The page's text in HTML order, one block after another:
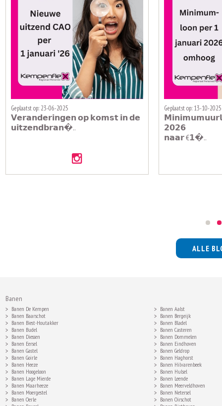
Geplaatst op: 23-06-2025
𝗩𝗲𝗿𝗮𝗻𝗱𝗲𝗿𝗶𝗻𝗴𝗲𝗻 𝗼𝗽 𝗸𝗼𝗺𝘀𝘁 𝗶𝗻 𝗱𝗲
𝘂𝗶𝘁𝘇𝗲𝗻𝗱𝗯𝗿𝗮𝗻�..
Geplaatst op: 13-10-2025
𝟮𝟬𝟮𝟲
𝗻𝗮𝗮𝗿 €𝟭�..
ALLE
Banen
Banen De Kempen
Banen Aalst
Banen Baarschot
Banen Bergeijk
Banen Biest-Houtakker
Banen Bladel
Banen Budel
Banen Casteren
Banen Diessen
Banen Dommelen
Banen Eersel
Banen Eindhoven
Banen Gastel
Banen Geldrop
Banen Goirle
Banen Haghorst
Banen Heeze
Banen Hilvarenbeek
Banen Hoogeloon
Banen Hulsel
Banen Lage Mierde
Banen Leende
Banen Maarheeze
Banen Meerveldhoven
Banen Moergestel
Banen Netersel
Banen Oerle
Banen Oirschot